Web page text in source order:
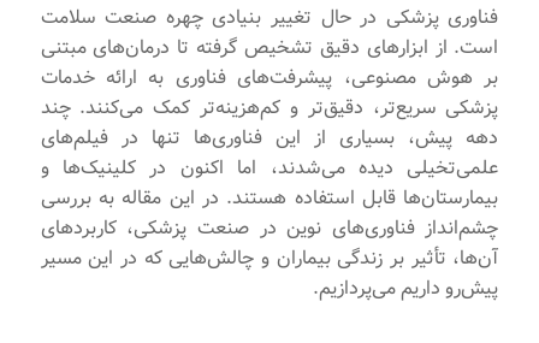
فناوری پزشکی در حال تغییر بنیادی چهره صنعت سلامت
است. از ابزارهای دقیق تشخیص گرفته تا درمان‌های مبتنی
بر هوش مصنوعی، پیشرفت‌های فناوری به ارائه خدمات
پزشکی سریع‌تر، دقیق‌تر و کم‌هزینه‌تر کمک می‌کنند. چند
دهه پیش، بسیاری از این فناوری‌ها تنها در فیلم‌های
علمی‌تخیلی دیده می‌شدند، اما اکنون در کلینیک‌ها و
بیمارستان‌ها قابل استفاده هستند. در این مقاله به بررسی
چشم‌انداز فناوری‌های نوین در صنعت پزشکی، کاربردهای
آن‌ها، تأثیر بر زندگی بیماران و چالش‌هایی که در این مسیر
پیش‌رو داریم می‌پردازیم.